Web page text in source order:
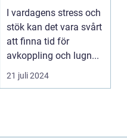
charm på
smålandstorpet
I vardagens stress och
stök kan det vara svårt
att finna tid för
avkoppling och lugn...
21 juli 2024